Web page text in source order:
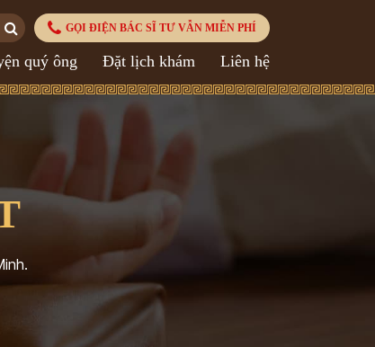
GỌI ĐIỆN BÁC SĨ TƯ VẪN MIỄN PHÍ
quý ông Đặt lịch khám Liên hệ